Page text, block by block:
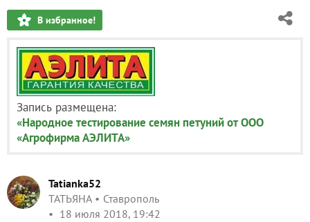
В избранное!
Запись размещена:
«Народное тестирование семян петуний от ООО
«Агрофирма АЭЛИТА»
Tatianka52
ТАТЬЯНА
Ставрополь
18 июля 2018, 19:42